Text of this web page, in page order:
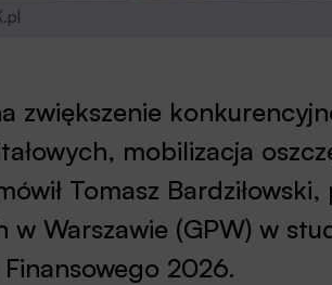
zwiększenie
mobilizacja
Tomasz
w Warszawie (GPW) w
2026.